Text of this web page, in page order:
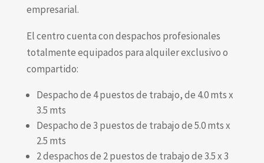
empresarial.
El centro cuenta con despachos profesionales
totalmente equipados para alquiler exclusivo o
compartido:
Despacho de 4 puestos de trabajo, de 4.0 mts x
3.5 mts
Despacho de 3 puestos de trabajo de 5.0 mts x
2.5 mts
2 despachos de 2 puestos de trabajo de 3.5 x 3